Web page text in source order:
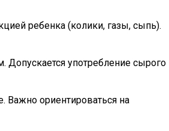
ребенка (колики, газы, сыпь).
употребление сырого
Важно ориентироваться на